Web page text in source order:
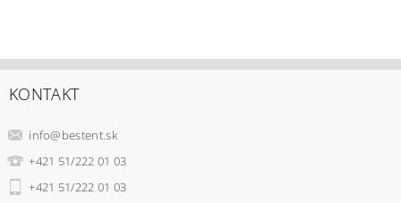
KONTAKT
info@bestent.sk
+421 51/222 01 03
+421 51/222 01 03